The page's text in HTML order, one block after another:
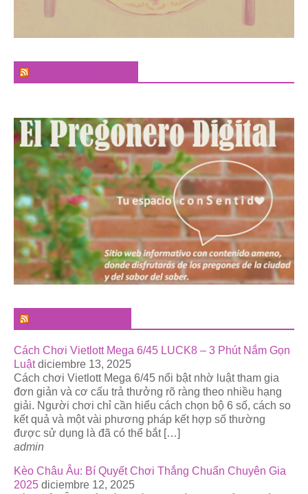
Cách Chơi Vietlott Mega 6/45 LUCK8 – 3 Phút Nắm Gọn
Luật diciembre 13, 2025
Cách chơi Vietlott Mega 6/45 nổi bật nhờ luật tham gia
đơn giản và cơ cấu trả thưởng rõ ràng theo nhiều hạng
giải. Người chơi chỉ cần hiểu cách chọn bộ 6 số, cách so
kết quả và một vài phương pháp kết hợp số thường
được sử dụng là đã có thể bắt […]
admin
Kèo Châu Âu: Bí Quyết Chơi Thắng Chuẩn Chuyên Gia
2025 diciembre 12, 2025